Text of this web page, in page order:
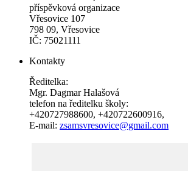
příspěvková organizace
Vřesovice 107
798 09, Vřesovice
IČ: 75021111
Kontakty
Ředitelka:
Mgr. Dagmar Halašová
telefon na ředitelku školy:
+420727988600, +420722600916,
E-mail: zsamsvresovice@gmail.com